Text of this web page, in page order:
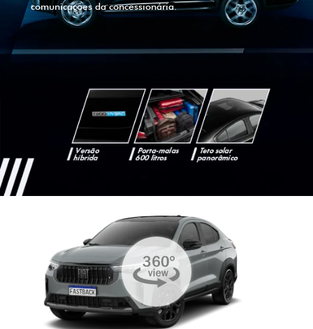
comunicações da concessionária.
ENTRAR EM CONTATO
VISUALIZE O
VEÍCULO EM
360°